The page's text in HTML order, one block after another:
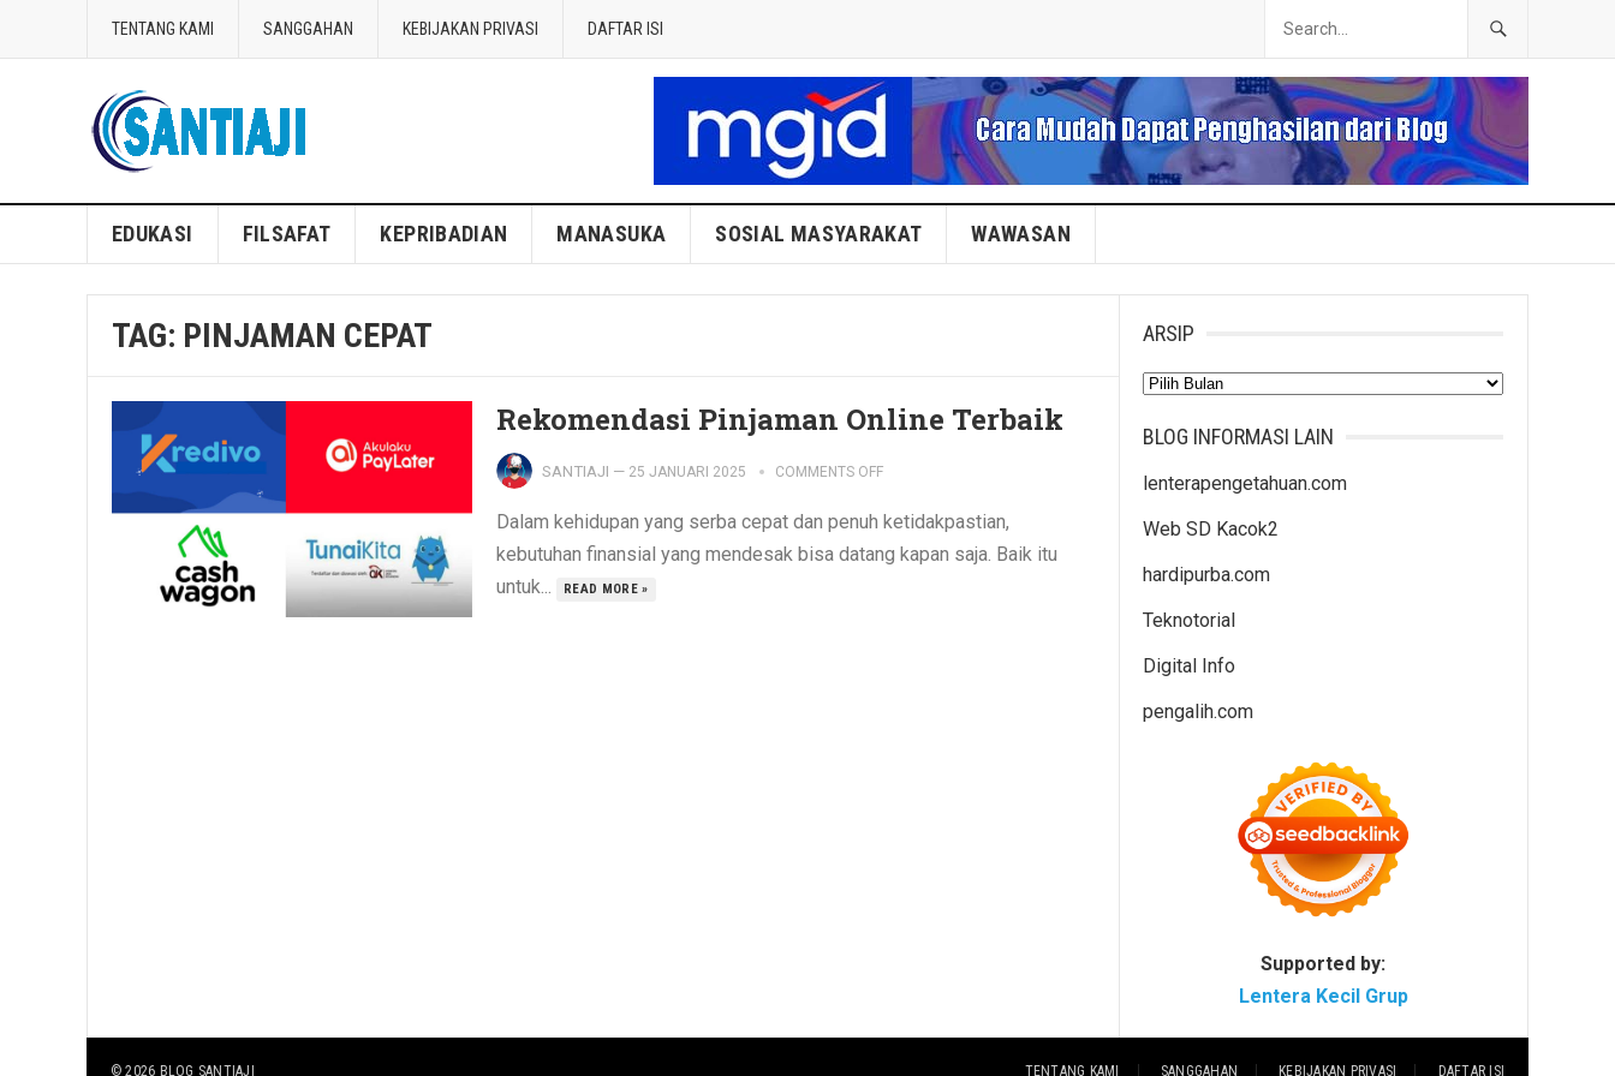
TENTANG KAMI SANGGAHAN KEBIJAKAN PRIVASI DAFTAR ISI
Blog Santiaji
EDUKASI FILSAFAT KEPRIBADIAN MANASUKA SOSIAL MASYARAKAT WAWASAN
TAG: PINJAMAN CEPAT
Rekomendasi Pinjaman Online Terbaik
SANTIAJI — 25 JANUARI 2025 COMMENTS OFF
Dalam kehidupan yang serba cepat dan penuh ketidakpastian,
kebutuhan finansial yang mendesak bisa datang kapan saja. Baik itu
untuk...
READ MORE »
ARSIP
Arsip
BLOG INFORMASI LAIN
lenterapengetahuan.com
Web SD Kacok2
hardipurba.com
Teknotorial
Digital Info
pengalih.com
Supported by:
Lentera Kecil Grup
© 2026 BLOG SANTIAJI TENTANG KAMI SANGGAHAN KEBIJAKAN PRIVASI DAFTAR ISI